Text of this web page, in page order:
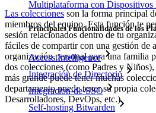
Multiplataforma con Dispositivos
Principales Funcionalidades de los
Access Intelligence
Integración de Directorio
Integración-de-SSO
Self-hosting Bitwarden
Las colecciones son la forma principal
miembros del equipo. Esta función te
sesión relacionados dentro de tu
fáciles de compartir con una gestión de
organización personal para una familia
dos colecciones (como Padres y
más grande puede tener muchas
departamento puede tener su propia
Desarrolladores, DevOps, etc.).